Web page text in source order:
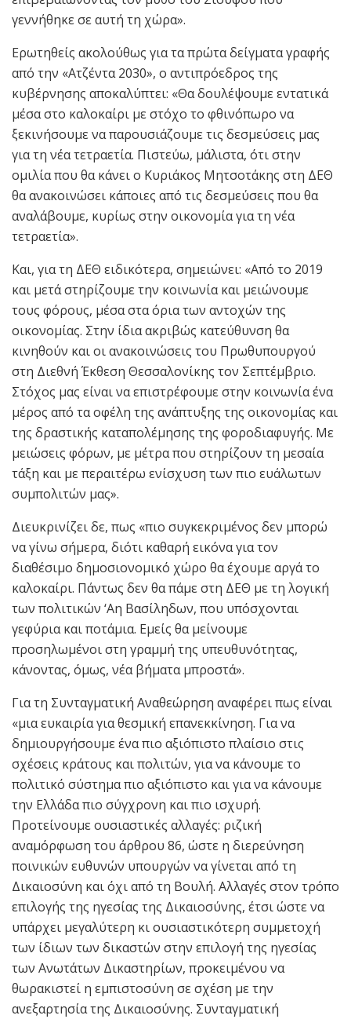
γεννήθηκε σε αυτή τη χώρα».
Ερωτηθείς ακολούθως για τα πρώτα δείγματα γραφής
από την «Ατζέντα 2030», ο αντιπρόεδρος της
κυβέρνησης αποκαλύπτει: «Θα δουλέψουμε εντατικά
μέσα στο καλοκαίρι με στόχο το φθινόπωρο να
ξεκινήσουμε να παρουσιάζουμε τις δεσμεύσεις μας
για τη νέα τετραετία. Πιστεύω, μάλιστα, ότι στην
ομιλία που θα κάνει ο Κυριάκος Μητσοτάκης στη ΔΕΘ
θα ανακοινώσει κάποιες από τις δεσμεύσεις που θα
αναλάβουμε, κυρίως στην οικονομία για τη νέα
τετραετία».
Και, για τη ΔΕΘ ειδικότερα, σημειώνει: «Από το 2019
και μετά στηρίζουμε την κοινωνία και μειώνουμε
τους φόρους, μέσα στα όρια των αντοχών της
οικονομίας. Στην ίδια ακριβώς κατεύθυνση θα
κινηθούν και οι ανακοινώσεις του Πρωθυπουργού
στη Διεθνή Έκθεση Θεσσαλονίκης τον Σεπτέμβριο.
Στόχος μας είναι να επιστρέφουμε στην κοινωνία ένα
μέρος από τα οφέλη της ανάπτυξης της οικονομίας και
της δραστικής καταπολέμησης της φοροδιαφυγής. Με
μειώσεις φόρων, με μέτρα που στηρίζουν τη μεσαία
τάξη και με περαιτέρω ενίσχυση των πιο ευάλωτων
συμπολιτών μας».
Διευκρινίζει δε, πως «πιο συγκεκριμένος δεν μπορώ
να γίνω σήμερα, διότι καθαρή εικόνα για τον
διαθέσιμο δημοσιονομικό χώρο θα έχουμε αργά το
καλοκαίρι. Πάντως δεν θα πάμε στη ΔΕΘ με τη λογική
των πολιτικών ‘Αη Βασίληδων, που υπόσχονται
γεφύρια και ποτάμια. Εμείς θα μείνουμε
προσηλωμένοι στη γραμμή της υπευθυνότητας,
κάνοντας, όμως, νέα βήματα μπροστά».
Για τη Συνταγματική Αναθεώρηση αναφέρει πως είναι
«μια ευκαιρία για θεσμική επανεκκίνηση. Για να
δημιουργήσουμε ένα πιο αξιόπιστο πλαίσιο στις
σχέσεις κράτους και πολιτών, για να κάνουμε το
πολιτικό σύστημα πιο αξιόπιστο και για να κάνουμε
την Ελλάδα πιο σύγχρονη και πιο ισχυρή.
Προτείνουμε ουσιαστικές αλλαγές: ριζική
αναμόρφωση του άρθρου 86, ώστε η διερεύνηση
ποινικών ευθυνών υπουργών να γίνεται από τη
Δικαιοσύνη και όχι από τη Βουλή. Αλλαγές στον τρόπο
επιλογής της ηγεσίας της Δικαιοσύνης, έτσι ώστε να
υπάρχει μεγαλύτερη κι ουσιαστικότερη συμμετοχή
των ίδιων των δικαστών στην επιλογή της ηγεσίας
των Ανωτάτων Δικαστηρίων, προκειμένου να
θωρακιστεί η εμπιστοσύνη σε σχέση με την
ανεξαρτησία της Δικαιοσύνης. Συνταγματική